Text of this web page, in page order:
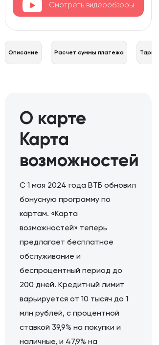
Смотреть видеообзоры
Описание Расчет суммы платежа
О карте
Карта
возможностей
С 1 мая 2024 года ВТБ обновил
бонусную программу по
картам. «Карта
возможностей» теперь
предлагает бесплатное
обслуживание и
беспроцентный период до
200 дней. Кредитный лимит
варьируется от 10 тысяч до 1
млн рублей, с процентной
ставкой 39,9% на покупки и
наличные, и 47,9% на